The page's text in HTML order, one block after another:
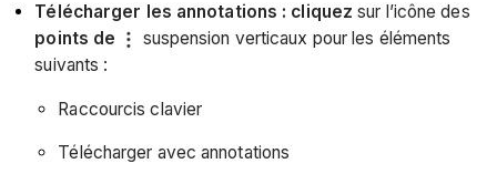
Télécharger les annotations : cliquez sur l’icône des
points de
suspension verticaux pour les éléments
suivants :
Raccourcis clavier
Télécharger avec annotations